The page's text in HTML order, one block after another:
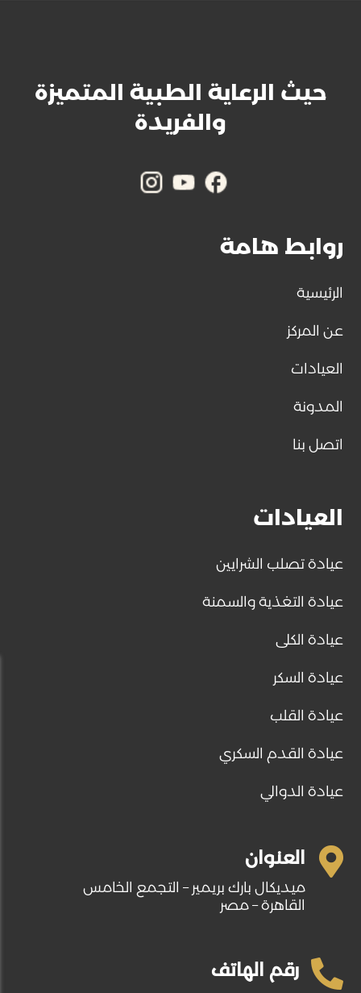
 العنوان
ميديكال بارك بريمير – التجمع الخامس
القاهرة – مصر
 رقم الهاتف
العيادات
عيادة تصلب الشرايين
عيادة التغذية والسمنة
عيادة الكلى
عيادة السكر
عيادة القلب
عيادة القدم السكري
عيادة الدوالي
روابط هامة
الرئيسية
عن المركز
العيادات
المدونة
اتصل بنا
حيث الرعاية الطبية المتميزة
والفريدة